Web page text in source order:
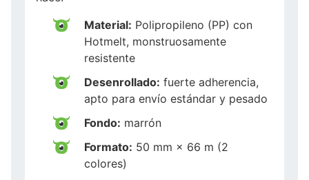
Material: Polipropileno (PP) con
Hotmelt, monstruosamente
resistente
Desenrollado: fuerte adherencia,
apto para envío estándar y pesado
Fondo: marrón
Formato: 50 mm × 66 m (2
colores)